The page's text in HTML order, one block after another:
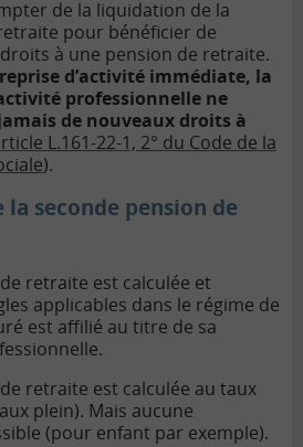
de la liquidation de la
pour bénéficier de
à une pension de retraite.
d’activité immédiate, la
professionnelle ne
de nouveaux droits à
L.161-22-1, 2° du Code de la
).
seconde pension de
retraite est calculée et
applicables dans le régime de
est affilié au titre de sa
retraite est calculée au taux
plein). Mais aucune
(pour enfant par exemple).